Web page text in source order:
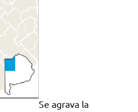
Se agrava la